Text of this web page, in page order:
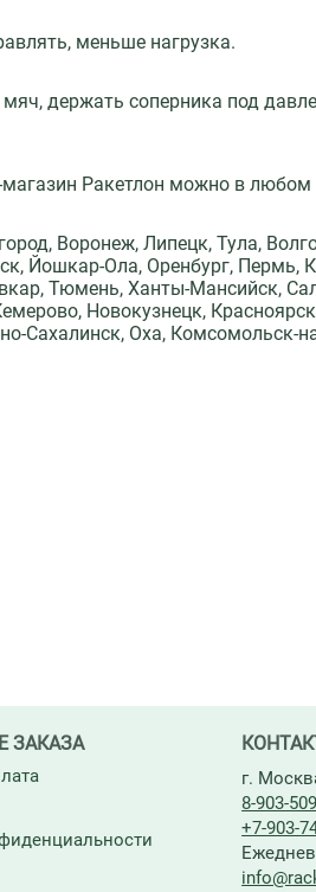
меньше нагрузка.
держать соперника под
магазин Ракетлон можно в любом
Воронеж, Липецк, Тула,
Йошкар-Ола, Оренбург, Пермь,
Тюмень, Ханты-Мансийск,
Новокузнецк,
Сахалинск, Оха, Комсомольск-
ЗАКАЗА
г.
8-903-
+7-903-